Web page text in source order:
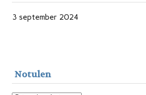
3 september 2024
Notulen